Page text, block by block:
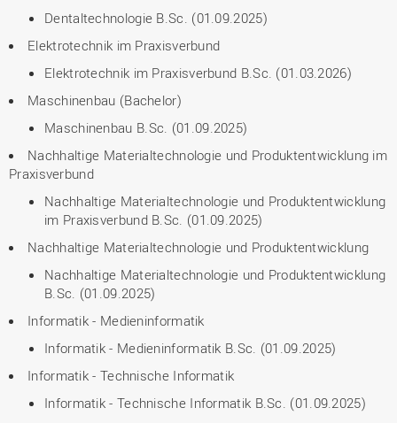
Dentaltechnologie B.Sc. (01.09.2025)
Elektrotechnik im Praxisverbund
Elektrotechnik im Praxisverbund B.Sc. (01.03.2026)
Maschinenbau (Bachelor)
Maschinenbau B.Sc. (01.09.2025)
Nachhaltige Materialtechnologie und Produktentwicklung im
Praxisverbund
Nachhaltige Materialtechnologie und Produktentwicklung
im Praxisverbund B.Sc. (01.09.2025)
Nachhaltige Materialtechnologie und Produktentwicklung
Nachhaltige Materialtechnologie und Produktentwicklung
B.Sc. (01.09.2025)
Informatik - Medieninformatik
Informatik - Medieninformatik B.Sc. (01.09.2025)
Informatik - Technische Informatik
Informatik - Technische Informatik B.Sc. (01.09.2025)